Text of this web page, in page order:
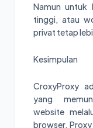
Namun untuk
tinggi, atau
privat tetap
Kesimpulan
CroxyProxy
yang
website
browser.